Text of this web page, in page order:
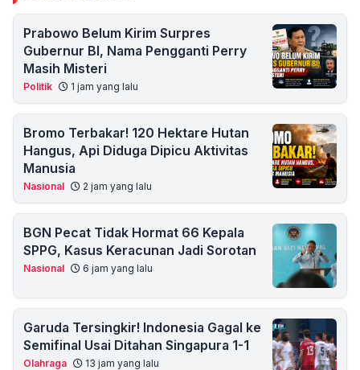
Prabowo Belum Kirim Surpres
Gubernur BI, Nama Pengganti Perry
Masih Misteri
Politik 1 jam yang lalu
Bromo Terbakar! 120 Hektare Hutan
Hangus, Api Diduga Dipicu Aktivitas
Manusia
Nasional 2 jam yang lalu
BGN Pecat Tidak Hormat 66 Kepala
SPPG, Kasus Keracunan Jadi Sorotan
Nasional 6 jam yang lalu
Garuda Tersingkir! Indonesia Gagal ke
Semifinal Usai Ditahan Singapura 1-1
Olahraga 13 jam yang lalu